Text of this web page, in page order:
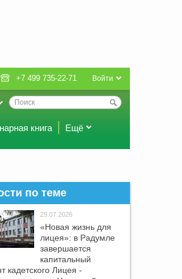
Войти
+7 499 735-22-71
книга Ещё
по теме
29.07.2026
«Новая жизнь для
лицея»: в Радумле
завершается
капитальный
кадетского Лицея -